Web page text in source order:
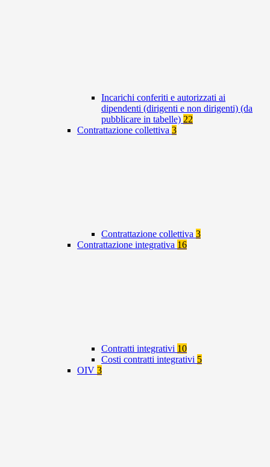
Incarichi conferiti e autorizzati ai
dipendenti (dirigenti e non dirigenti) (da
pubblicare in tabelle) 22
Contrattazione collettiva 3
Contrattazione collettiva 3
Contrattazione integrativa 16
Contratti integrativi 10
Costi contratti integrativi 5
OIV 3